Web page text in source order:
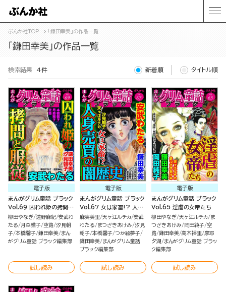
ぶんか社TOP 「鎌田幸美」の作品一覧
「鎌田幸美」の作品一覧
検索結果 4件 新着順 タイトル順
電子版
まんがグリム童話 ブラック
Vol.69 囚われ姫の拷問と
服従
柳田やなぎ 遠野麻紀 安武わ
たる
月森雅子 空路 汐見朝
子 本橋馨子 鎌田幸美 まん
がグリム童話 ブラック編集部
試し読み
電子版
まんがグリム童話 ブラック
Vol.67 女は家畜!? 人身
売買の闇歴史
麻実美里 天ヶ江ルチカ 安武
わたる
まつざきあけみ 汐見
朝子 本橋馨子 つか絵夢子
鎌田幸美 まんがグリム童話
ブラック編集部
試し読み
電子版
まんがグリム童話 ブラック
Vol.65 淫虐の女帝たち
柳田やなぎ 天ヶ江ルチカ
ま
つざきあけみ
岡田純子 空
路 鎌田幸美 高木裕里 摩耶
夕湖
まんがグリム童話 ブラッ
ク編集部
試し読み